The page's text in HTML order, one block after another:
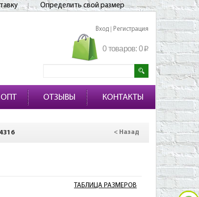
Определить свой размер
Вход Регистрация
0 товаров: 0p
ОТЗЫВЫ КОНТАКТЫ
< Назад
ТАБЛИЦА РАЗМЕРОВ